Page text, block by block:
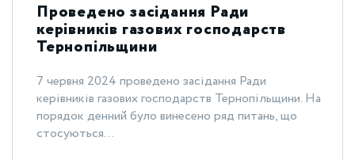
Проведено засідання Ради
керівників газових господарств
Тернопільщини
7 червня 2024 проведено засідання Ради
керівників газових господарств Тернопільщини. На
порядок денний було винесено ряд питань, що
стосуються...